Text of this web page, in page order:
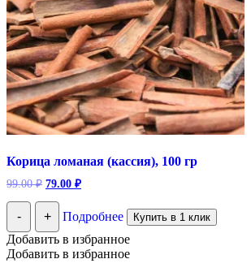
Корица ломаная (кассия), 100 гр
99.00₽ Первоначальная
составляла
99.00 ₽.
79.00 ₽Текущая
79.00 ₽.
- + Подробнее Купить в 1 клик
Добавить в избранное
Добавить в избранное